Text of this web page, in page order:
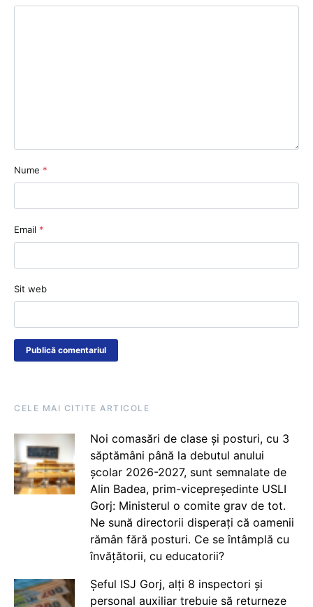
Nume *
Email *
Sit web
CELE MAI CITITE ARTICOLE
Noi comasări de clase și posturi, cu 3
săptămâni până la debutul anului
școlar 2026-2027, sunt semnalate de
Alin Badea, prim-vicepreședinte USLI
Gorj: Ministerul o comite grav de tot.
Ne sună directorii disperați că oamenii
rămân fără posturi. Ce se întâmplă cu
învățătorii, cu educatorii?
Șeful ISJ Gorj, alți 8 inspectori și
personal auxiliar trebuie să returneze